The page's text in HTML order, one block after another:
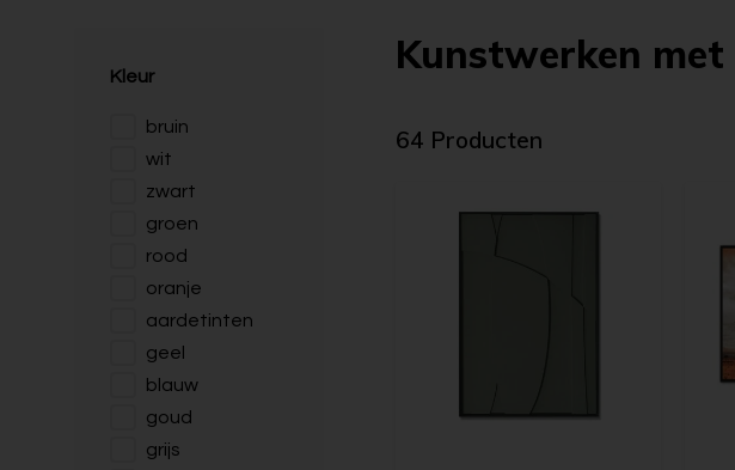
Kleur
bruin
wit
zwart
groen
rood
oranje
aardetinten
geel
blauw
goud
grijs
Kunstwerken
64 Producten